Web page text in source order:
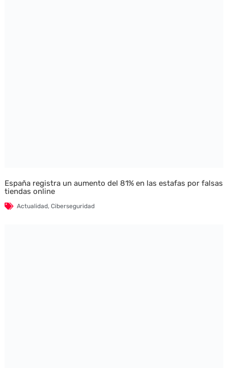
España registra un aumento del 81% en las estafas por falsas
tiendas online
Actualidad, Ciberseguridad